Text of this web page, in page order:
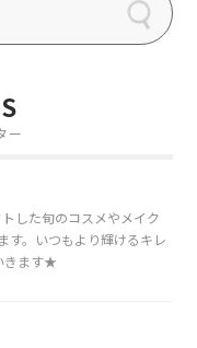
ー
した旬のコスメやメイク
す。いつもより輝けるキレ
きます★